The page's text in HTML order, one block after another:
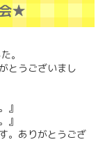
★
。
とうございまし
』
』
。ありがとうござ